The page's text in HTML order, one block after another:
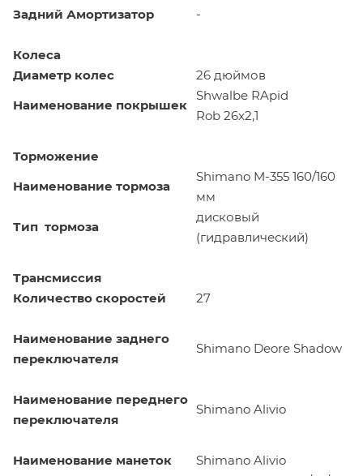
Задний Амортизатор -
Колеса
Диаметр колес
26 дюймов
Наименование покрышек
Shwalbe RApid
Rob 26x2,1
Торможение
Наименование тормоза
Shimano M-355 160/160
мм
Тип тормоза
дисковый
(гидравлический)
Трансмиссия
Количество скоростей
27
Наименование заднего
переключателя
Shimano Deore Shadow
Наименование переднего
переключателя
Shimano Alivio
Наименование манеток
Shimano Alivio